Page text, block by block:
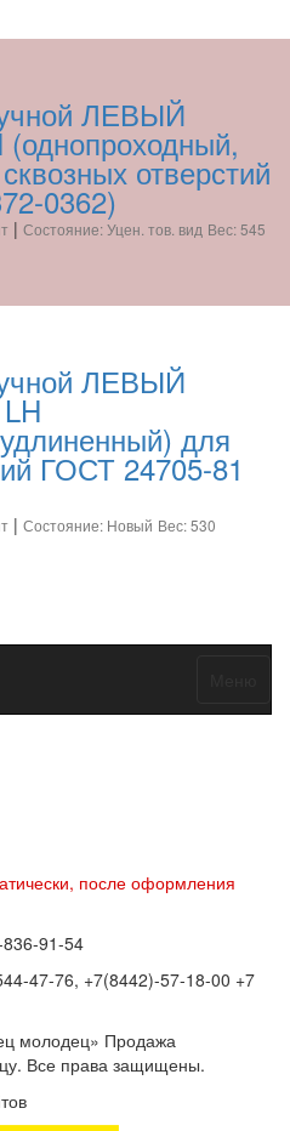
ЛЕВЫЙ
отверстий
0362)
| Состояние: Уцен. тов. вид Вес: 545
ЛЕВЫЙ
для
ГОСТ 24705-81
| Состояние: Новый Вес: 530
после оформления
91-54
47-76, +7(8442)-57-18-00 +7
молодец» Продажа
Все права защищены.